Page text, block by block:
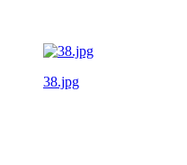
38.jpg